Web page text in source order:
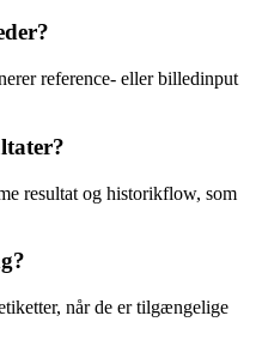
reference- eller billedinput
resultat og historikflow, som
når de er tilgængelige